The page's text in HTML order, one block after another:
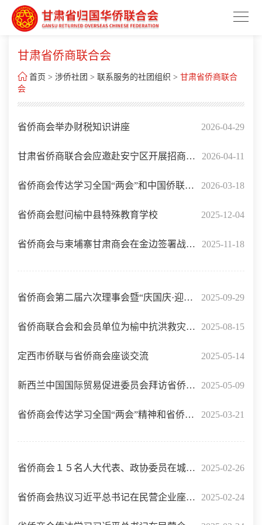
甘肃省侨商联合会
 首页 > 涉侨社团 > 联系服务的社团组织 > 甘肃省侨商联合
会
2026-04-29
省侨商会举办财税知识讲座
2026-04-11
甘肃省侨商联合会应邀赴安宁区开展招商对
接交流 2026-03-18
省侨商会传达学习全国“两会”和中国侨联、
省侨联有关会议精神 2025-12-04
省侨商会慰问榆中县特殊教育学校
2025-11-18
省侨商会与柬埔寨甘肃商会在金边签署战略
2025-09-29
省侨商会第二届六次理事会暨“庆国庆·迎中
秋”联谊会召开 2025-08-15
省侨商联合会和会员单位为榆中抗洪救灾奉
献爱心 2025-05-14
定西市侨联与省侨商会座谈交流
2025-05-09
新西兰中国国际贸易促进委员会拜访省侨商
会 2025-03-21
省侨商会传达学习全国“两会”精神和省侨联
2025-02-26
省侨商会１５名人大代表、政协委员在城关
区“两会”建言资政话发展 2025-02-24
省侨商会热议习近平总书记在民营企业座谈